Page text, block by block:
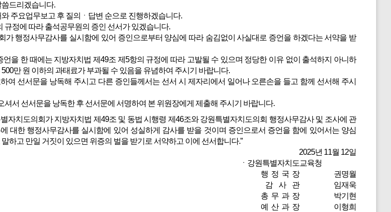
드리겠습니다.
주요업무보고 후 질의ㆍ답변 순으로 진행하겠습니다.
규정에 따라 출석공무원의 증인 선서가 있겠습니다.
가 행정사무감사를 실시함에 있어 증인으로부터 양심에 따라 숨김없이 사실대로 증언을 하겠다는 서약을 받
을 한 때에는 지방자치법 제49조 제5항의 규정에 따라 고발될 수 있으며 정당한 이유 없이 출석하지 아니하
만 원 이하의 과태료가 부과될 수 있음을 유념하여 주시기 바랍니다.
여 선서문을 낭독해 주시고 다른 증인들께서는 선서 시 제자리에서 일어나 오른손을 들고 함께 선서해 주시
서 선서문을 낭독한 후 선서문에 서명하여 본 위원장에게 제출해 주시기 바랍니다.
자치도의회가 지방자치법 제49조 및 동법 시행령 제46조와 강원특별자치도의회 행정사무감사 및 조사에 관
대한 행정사무감사를 실시함에 있어 성실하게 감사를 받을 것이며 증인으로서 증언을 함에 있어서는 양심
하고 만일 거짓이 있으면 위증의 벌을 받기로 서약하고 이에 선서합니다.”
2025년 11월 12일
ㆍ강원특별자치도교육청
행 정 국 장 권명월
감 사 관 임재욱
총 무 과 장 박기현
예 산 과 장 이형희